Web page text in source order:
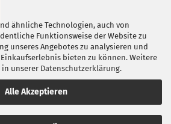
ähnliche Technologien, auch von
Funktionsweise der Website zu
unseres Angebotes zu analysieren und
bieten zu können. Weitere
unserer Datenschutzerklärung.
Alle Akzeptieren